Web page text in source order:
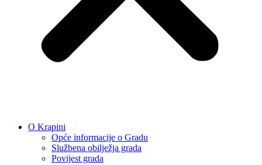
O Krapini
Opće informacije o Gradu
Službena obilježja grada
Povijest grada